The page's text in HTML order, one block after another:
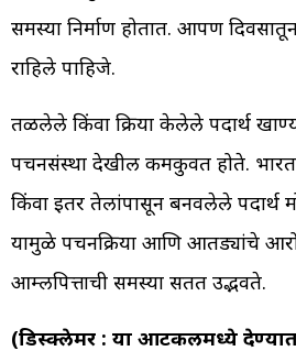
समस्या निर्माण होतात. आपण
राहिले पाहिजे.
तळलेले किंवा प्रक्रिया केलेले पदार्थ
पचनसंस्था देखील कमकुवत होते.
किंवा इतर तेलांपासून बनवलेले पदार्थ
यामुळे पचनक्रिया आणि आतड्यांचे
आम्लपित्ताची समस्या सतत उद्भवते.
(डिस्क्लेमर : या आर्टिकलमध्ये